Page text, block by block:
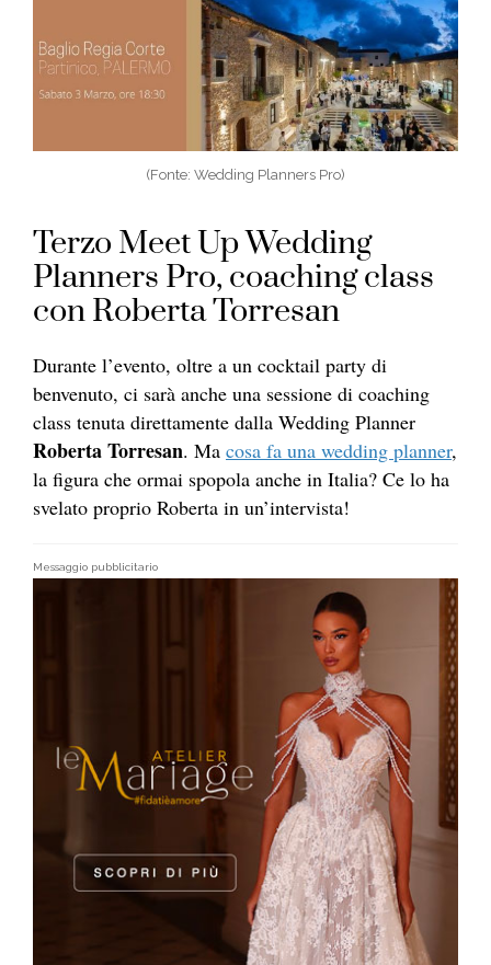
(Fonte: Wedding Planners Pro)
Terzo Meet Up Wedding
Planners Pro, coaching class
con Roberta Torresan
Durante l’evento, oltre a un cocktail party di
benvenuto, ci sarà anche una sessione di coaching
class tenuta direttamente dalla Wedding Planner
Roberta Torresan. Ma cosa fa una wedding planner,
la figura che ormai spopola anche in Italia? Ce lo ha
svelato proprio Roberta in un’intervista!
Messaggio pubblicitario